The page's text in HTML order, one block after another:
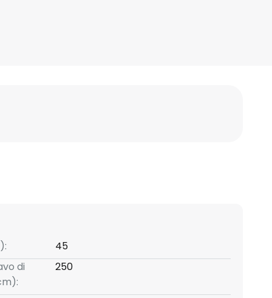
45
di
250